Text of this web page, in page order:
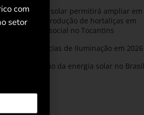
Energia solar permitirá ampliar em
25% a produção de hortaliças em
projeto social no Tocantins
Tendências de Iluminação em 2026
Expansão da energia solar no Brasil
com
setor